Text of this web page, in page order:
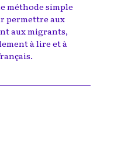
méthode simple
permettre aux
aux migrants,
à lire et à